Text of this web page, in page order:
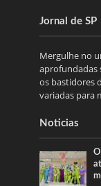
Jornal de SP
Mergulhe no
aprofundadas
os bastidores
variadas para
Noticias